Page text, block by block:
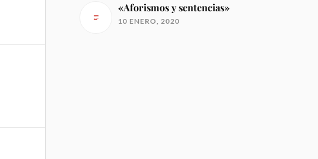
«Aforismos y sentencias»
10 ENERO, 2020